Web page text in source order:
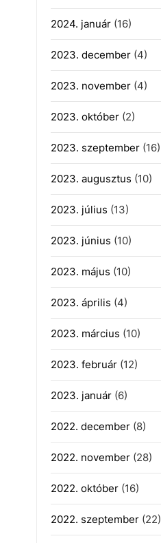
2024. január(16)
2023. december(4)
2023. november(4)
2023. október(2)
2023. szeptember(16)
2023. augusztus (10)
2023. július (13)
2023. június (10)
2023. május (10)
2023. április (4)
2023. március (10)
2023. február(12)
2023. január(6)
2022. december(8)
2022. november(28)
2022. október(16)
2022. szeptember(22)